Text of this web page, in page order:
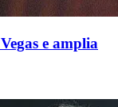
e amplia